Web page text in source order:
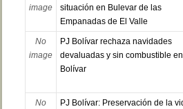
image
situación en Bulevar de las
Empanadas de El Valle
No
image
PJ Bolívar rechaza navidades
devaluadas y sin combustible en
Bolívar
No
PJ Bolívar: Preservación de la